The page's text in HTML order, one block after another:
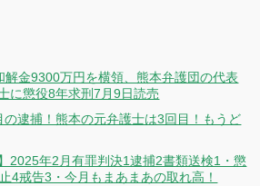
解金9300万円を横領、熊本弁護団の代表
に懲役8年求刑7月9日読売
逮捕！熊本の元弁護士は3回目！もうど
2025年2月有罪判決1逮捕2書類送検1・懲
4戒告3・今月もまあまあの取れ高！